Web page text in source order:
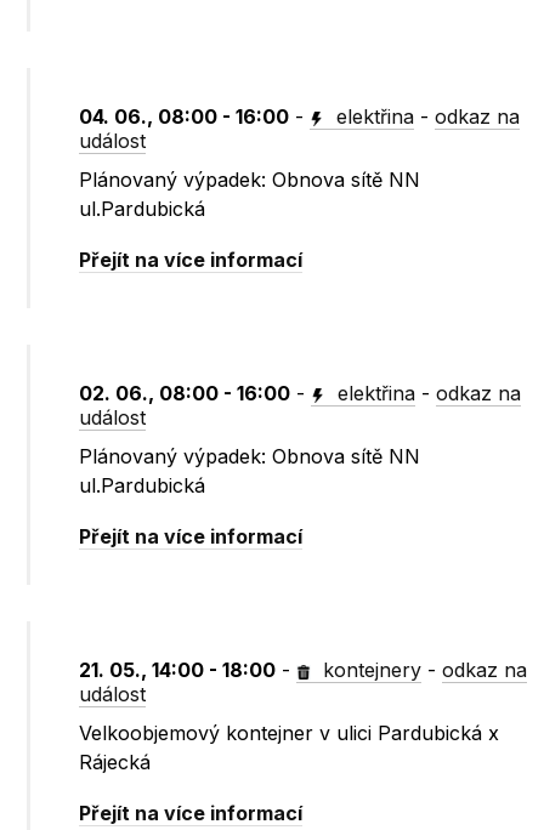
04. 06., 08:00 - 16:00 - elektřina -odkaz na
událost
Plánovaný výpadek: Obnova sítě NN
ul.Pardubická
Přejít na více informací
02. 06., 08:00 - 16:00 - elektřina -odkaz na
událost
Plánovaný výpadek: Obnova sítě NN
ul.Pardubická
Přejít na více informací
21. 05., 14:00 - 18:00 - kontejnery -odkaz na
událost
Velkoobjemový kontejner v ulici Pardubická x
Rájecká
Přejít na více informací